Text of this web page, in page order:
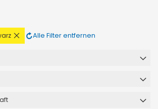
Diesen
Artikel
Alle Filter entfernen